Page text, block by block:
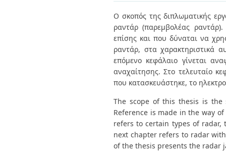
Ο σκοπός της διπλωματικής
ραντάρ (παρεμβολέας
επίσης και που δύναται να
ραντάρ, στα χαρακτηριστικά
επόμενο κεφάλαιο γίνεται
αναχαίτησης. Στο τελευταίο
που κατασκευάστηκε, το
The scope of this thesis is the
Reference is made in the way
refers to certain types of radar,
next chapter refers to radar
of the thesis presents the radar